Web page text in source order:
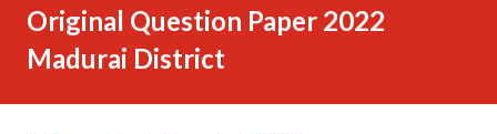
Original Question Paper 2022
Madurai District